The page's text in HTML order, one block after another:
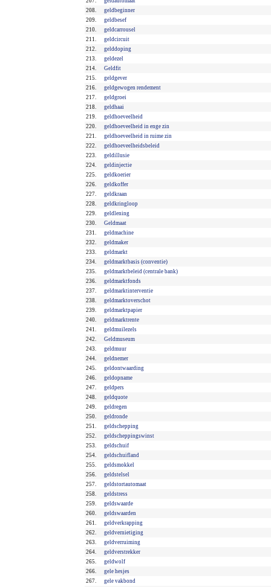
208.
geldbeginner
209.
geldbesef
210.
geldcarrousel
211.
geldcircuit
212.
gelddoping
213.
geldezel
214.
Geldfit
215.
geldgever
216.
geldgewogen rendement
217.
geldgroei
218.
geldhaai
219.
geldhoeveelheid
220.
geldhoeveelheid in enge zin
221.
geldhoeveelheid in ruime zin
222.
geldhoeveelheidsbeleid
223.
geldillusie
224.
geldinjectie
225.
geldkoerier
226.
geldkoffer
227.
geldkraan
228.
geldkringloop
229.
geldlening
230.
Geldmaat
231.
geldmachine
232.
geldmaker
233.
geldmarkt
234.
geldmarktbasis (conventie)
235.
geldmarktbeleid (centrale bank)
236.
geldmarktfonds
237.
geldmarktinterventie
238.
geldmarktoverschot
239.
geldmarktpapier
240.
geldmarktrente
241.
geldmuilezels
242.
Geldmuseum
243.
geldmuur
244.
geldnemer
245.
geldontwaarding
246.
geldopname
247.
geldpers
248.
geldquote
249.
geldregen
250.
geldronde
251.
geldschepping
252.
geldscheppingswinst
253.
geldschuif
254.
geldschuifland
255.
geldsmokkel
256.
geldstelsel
257.
geldstortautomaat
258.
geldstress
259.
geldswaarde
260.
geldswaarden
261.
geldverkrapping
262.
geldvernietiging
263.
geldverruiming
264.
geldverstrekker
265.
geldwolf
266.
gele hesjes
267.
gele vakbond